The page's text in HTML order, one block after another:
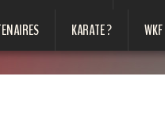
KARATE ? WKF